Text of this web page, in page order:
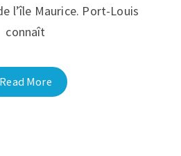
l’île Maurice. Port-Louis
connaît
Read More